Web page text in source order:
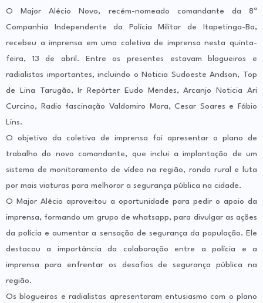
O Major Alécio Novo, recém-nomeado comandante da 8ª
Companhia Independente da Polícia Militar de Itapetinga-Ba,
recebeu a imprensa em uma coletiva de imprensa nesta quinta-
feira, 13 de abril. Entre os presentes estavam blogueiros e
radialistas importantes, incluindo o Noticia Sudoeste Andson, Top
de Lina Tarugão, Ir Repórter Eudo Mendes, Arcanjo Noticia Ari
Curcino, Radio fascinação Valdomiro Mora, Cesar Soares e Fábio
Lins.
O objetivo da coletiva de imprensa foi apresentar o plano de
trabalho do novo comandante, que inclui a implantação de um
sistema de monitoramento de vídeo na região, ronda rural e luta
por mais viaturas para melhorar a segurança pública na cidade.
O Major Alécio aproveitou a oportunidade para pedir o apoio da
imprensa, formando um grupo de whatsapp, para divulgar as ações
da polícia e aumentar a sensação de segurança da população. Ele
destacou a importância da colaboração entre a polícia e a
imprensa para enfrentar os desafios de segurança pública na
região.
Os blogueiros e radialistas apresentaram entusiasmo com o plano